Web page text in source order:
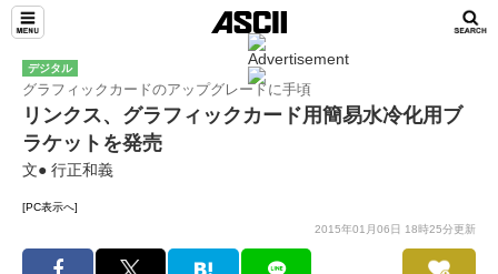
デジタル
グラフィックカードのアップグレードに手頃
リンクス、グラフィックカード用簡易水冷化用ブ
ラケットを発売
文● 行正和義
[PC表示へ]
2015年01月06日 18時25分更新